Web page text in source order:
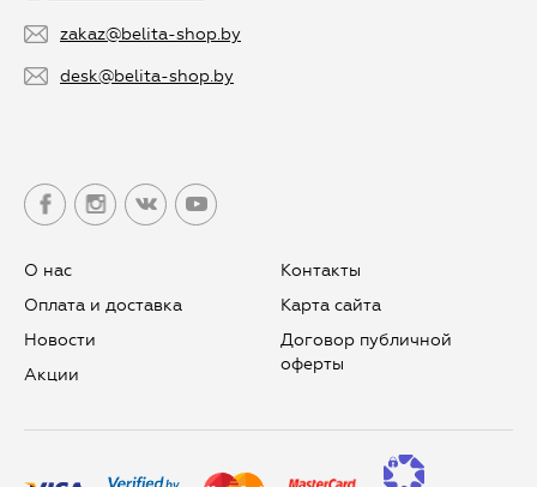
zakaz@belita-shop.by
desk@belita-shop.by
О нас
Оплата и доставка
Новости
Aкции
Контакты
Карта сайта
Договор публичной
оферты